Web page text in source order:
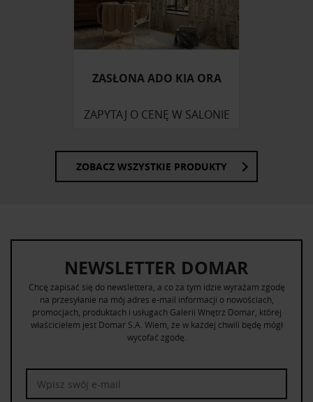
ZASŁONA ADO KIA ORA
ZAPYTAJ O CENĘ W SALONIE
ZOBACZ WSZYSTKIE PRODUKTY
NEWSLETTER DOMAR
Chcę zapisać się do newslettera, a co za tym idzie wyrażam zgodę
na przesyłanie na mój adres e-mail informacji o nowościach,
promocjach, produktach i usługach Galerii Wnętrz Domar, której
właścicielem jest Domar S.A. Wiem, że w każdej chwili będę mógł
wycofać zgodę.